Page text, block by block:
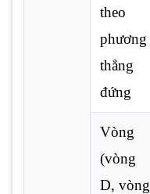
theo
phương
thẳng
đứng
Vòng
(vòng
D, vòng